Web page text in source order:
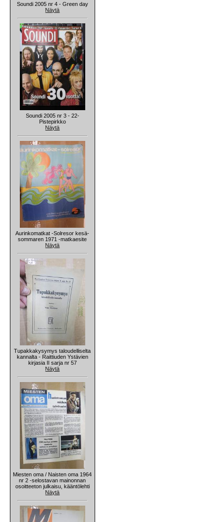
Soundi 2005 nr 4 - Green day
Näytä
Soundi 2005 nr 3 - 22-
Pistepirkko
Näytä
Aurinkomatkat -Solresor kesä-
sommaren 1971 -matkaesite
Näytä
Tupakkakysymys taloudelliselta
kannalta - Raittiuden Ystävien
kirjasia II sarja nr 57
Näytä
Miesten oma / Naisten oma 1964
nr 2 -selostavan mainonnan
osoitteeton julkaisu, kääntölehti
Näytä